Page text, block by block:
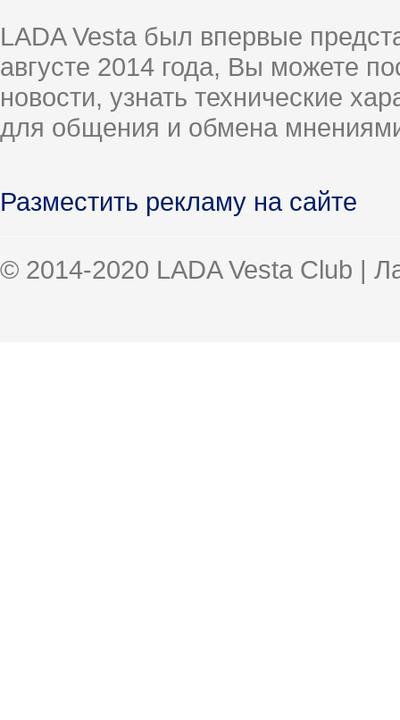
LADA Vesta был впервые
августе 2014 года, Вы можете
новости, узнать технические
для общения и обмена
Разместить рекламу на сайте
© 2014-2020 LADA Vesta Club |